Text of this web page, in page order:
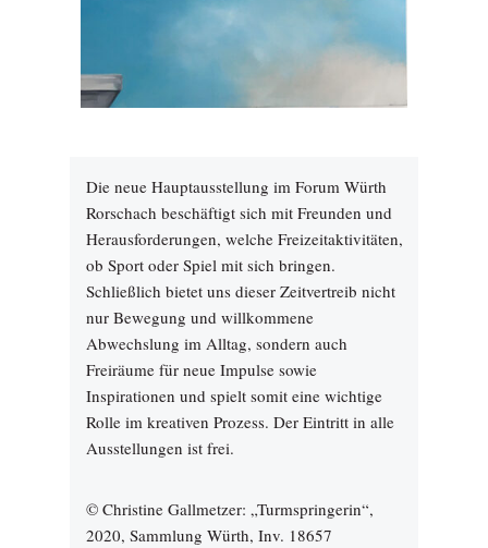
Die neue Hauptausstellung im Forum Würth
Rorschach beschäftigt sich mit Freunden und
Herausforderungen, welche Freizeitaktivitäten,
ob Sport oder Spiel mit sich bringen.
Schließlich bietet uns dieser Zeitvertreib nicht
nur Bewegung und willkommene
Abwechslung im Alltag, sondern auch
Freiräume für neue Impulse sowie
Inspirationen und spielt somit eine wichtige
Rolle im kreativen Prozess. Der Eintritt in alle
Ausstellungen ist frei.
© Christine Gallmetzer: „Turmspringerin“,
2020, Sammlung Würth, Inv. 18657